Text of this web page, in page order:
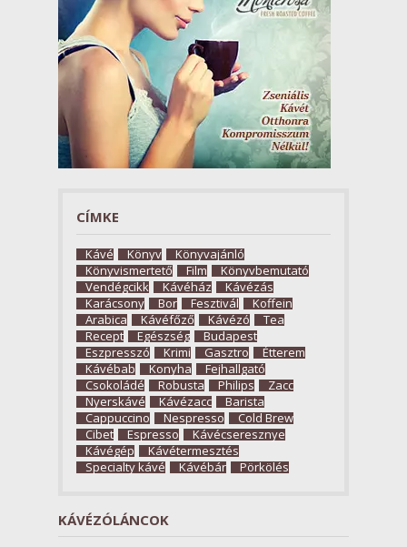
CÍMKE
Kávé Könyv
Könyvajánló
Könyvismertető
Film
Könyvbemutató
Vendégcikk
Kávéház
Kávézás
Karácsony
Bor Fesztivál
Koffein
Arabica
Kávéfőző Kávézó
Tea
Recept
Egészség
Budapest
Eszpresszó
Krimi Gasztro
Étterem
Kávébab
Konyha
Fejhallgató
Csokoládé
Robusta Philips
Zacc
Nyerskávé
Kávézacc
Barista
Cappuccino
Nespresso
Cold Brew
Cibet
Espresso
Kávécseresznye
Kávégép
Kávétermesztés
Specialty kávé
Kávébár Pörkölés
KÁVÉZÓLÁNCOK